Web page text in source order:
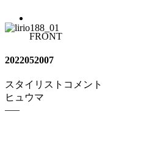
FRONT
2022052007
スタイリストコメント
ヒュウマ
—–